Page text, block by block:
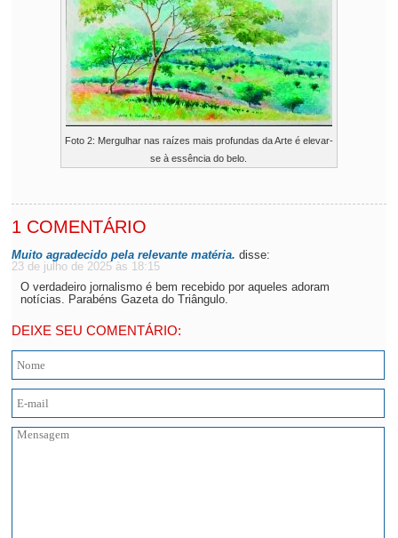
Foto 2: Mergulhar nas raízes mais profundas da Arte é elevar-
se à essência do belo.
1 COMENTÁRIO
Muito agradecido pela relevante matéria. disse:
23 de julho de 2025 às 18:15
O verdadeiro jornalismo é bem recebido por aqueles adoram
notícias. Parabéns Gazeta do Triângulo.
DEIXE SEU COMENTÁRIO: